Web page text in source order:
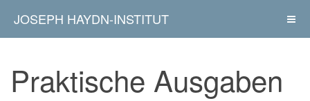
JOSEPH HAYDN-INSTITUT
Praktische Ausgaben